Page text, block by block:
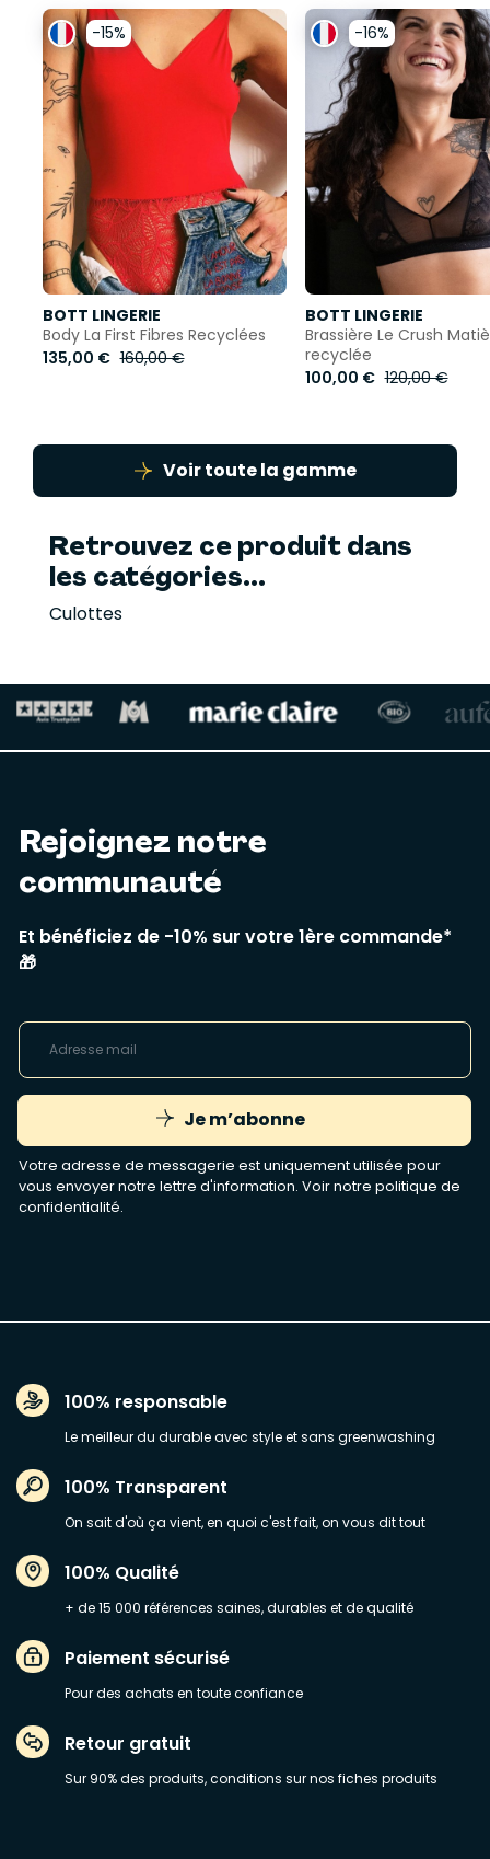
-15%
BOTT LINGERIE
Body La First Fibres Recyclées
135,00 € 160,00 €
-16%
BOTT LINGERIE
Brassière Le Crush
recyclée
100,00 € 120,00 €
Voir toute la gamme
Retrouvez ce produit dans
les catégories...
Culottes
Rejoignez notre
communauté
Et bénéficiez de -10% sur votre 1ère commande*
🎁
Je m’abonne
Votre adresse de messagerie est uniquement utilisée pour
vous envoyer notre lettre d'information. Voir notre politique de
confidentialité.
100% responsable
Le meilleur du durable avec style et sans greenwashing
100% Transparent
On sait d'où ça vient, en quoi c'est fait, on vous dit tout
100% Qualité
+ de 15 000 références saines, durables et de qualité
Paiement sécurisé
Pour des achats en toute confiance
Retour gratuit
Sur 90% des produits, conditions sur nos fiches produits